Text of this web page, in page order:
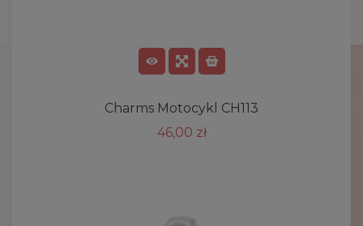
Charms Motocykl CH113
46,00 zł